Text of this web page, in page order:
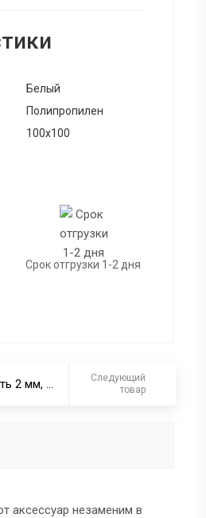
Белый
Полипропилен
100х100
Срок отгрузки 1-2 дня
Сетка для переноски мячей - нить 2 мм, на 10 мячей
Следующий
товар
аксессуар незаменим в